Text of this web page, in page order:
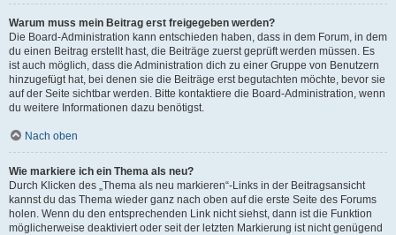
Warum muss mein Beitrag erst freigegeben werden?
Die Board-Administration kann entschieden haben, dass in dem Forum, in dem
du einen Beitrag erstellt hast, die Beiträge zuerst geprüft werden müssen. Es
ist auch möglich, dass die Administration dich zu einer Gruppe von Benutzern
hinzugefügt hat, bei denen sie die Beiträge erst begutachten möchte, bevor sie
auf der Seite sichtbar werden. Bitte kontaktiere die Board-Administration, wenn
du weitere Informationen dazu benötigst.
Nach oben
Wie markiere ich ein Thema als neu?
Durch Klicken des „Thema als neu markieren“-Links in der Beitragsansicht
kannst du das Thema wieder ganz nach oben auf die erste Seite des Forums
holen. Wenn du den entsprechenden Link nicht siehst, dann ist die Funktion
möglicherweise deaktiviert oder seit der letzten Markierung ist nicht genügend